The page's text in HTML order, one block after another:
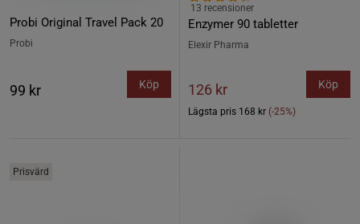
Probi Original Travel Pack 20
Probi
99 kr Köp
Enzymer 90 tabletter
13 recensioner
Elexir Pharma
126 kr
Lägsta pris 168 kr (-25%)
Köp
Prisvärd